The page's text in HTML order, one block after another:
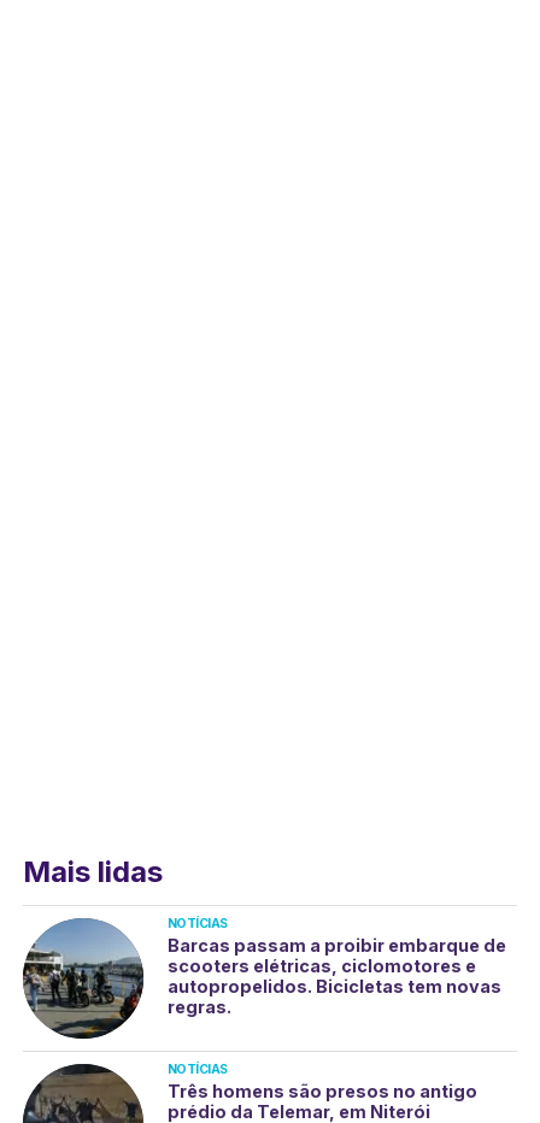
Mais lidas
NOTÍCIAS
Barcas passam a proibir embarque de
scooters elétricas, ciclomotores e
autopropelidos. Bicicletas tem novas
regras.
NOTÍCIAS
Três homens são presos no antigo
prédio da Telemar, em Niterói